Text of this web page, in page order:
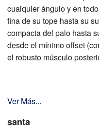
cualquier ángulo y en
fina de su tope hasta su
compacta del palo hasta
desde el mínimo offset
el robusto músculo
Ver Más...
santa